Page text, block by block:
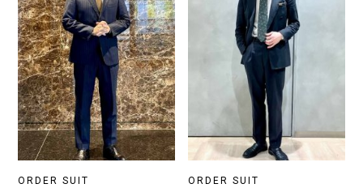
ORDER SUIT
ORDER SUIT